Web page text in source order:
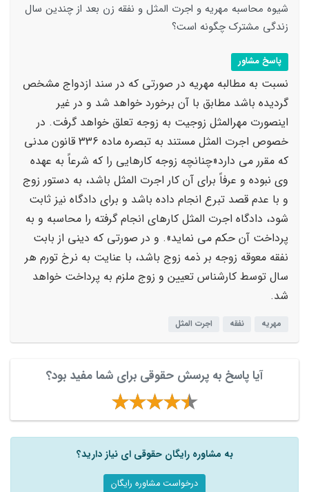
شیوه محاسبه مهریه و اجرت المثل و نفقه زن بعد از چندین سال
زندگی مشترک چگونه است؟
پاسخ مشاور
نسبت به مطالبه مهریه در صورتی که در سند ازدواج مشخص
گردیده باشد مطابق با آن برخورد خواهد شد و در غیر
اینصورت مهرالمثل زوجیت به زوجه تعلق خواهد گرفت. در
خصوص اجرت المثل مستند به تبصره ماده 336 قانون مدنی
که مقرر می دارد«چنانچه زوجه کارهایی را که شرعاً به عهده
وی نبوده و عرفاً برای آن کار اجرت المثل باشد، به دستور زوج
و با عدم قصد تبرع انجام داده باشد و برای دادگاه نیز ثابت
شود، دادگاه اجرت المثل کارهای انجام گرفته را محاسبه و به
پرداخت آن حکم می نماید». و در صورتی که دینی از بابت
نفقه معوقه زوجه بر ذمه زوج باشد، با عنایت به نرخ تورم هر
سال توسط کارشناس تعیین و زوج ملزم به پرداخت خواهد
شد.
مهریه نفقه اجرت المثل
آیا پاسخ به پرسش حقوقی برای شما مفید بود؟
به مشاوره رایگان حقوقی ای نیاز دارید؟
درخواست مشاوره رایگان